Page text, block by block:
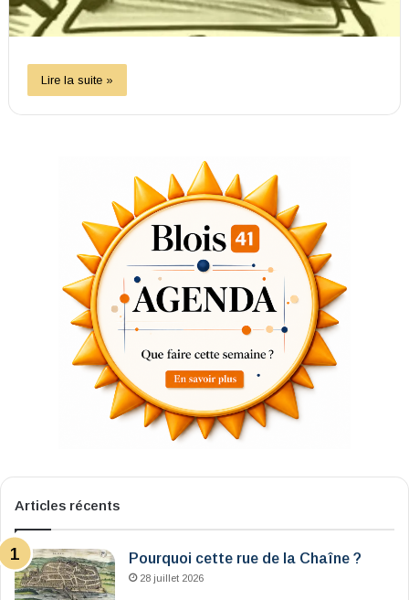
Lire la suite »
Articles récents
Pourquoi cette rue de la Chaîne ?
28 juillet 2026